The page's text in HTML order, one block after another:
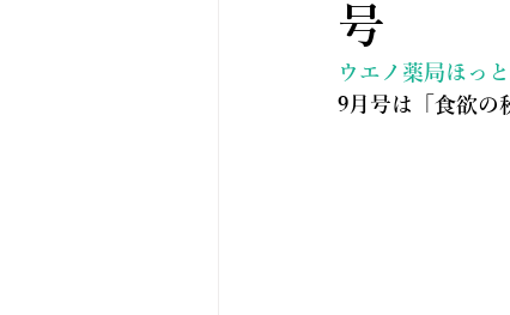
号
ウエノ薬局ほっ
9月号は「食欲の